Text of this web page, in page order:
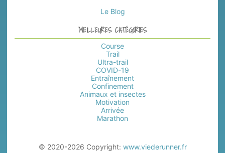
Le Blog
MEILLEURES CATÉGORIES
Course
Trail
Ultra-trail
COVID-19
Entraînement
Confinement
Animaux et insectes
Motivation
Arrivée
Marathon
© 2020-2026 Copyright: www.viederunner.fr